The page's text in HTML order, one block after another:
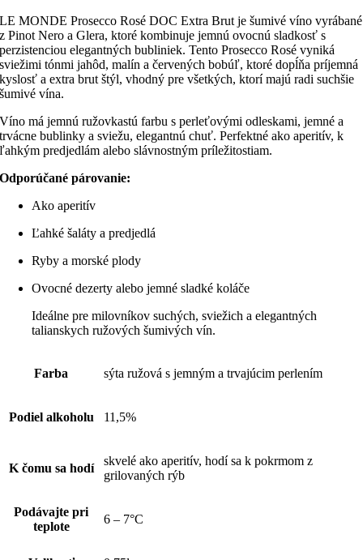
LE MONDE Prosecco Rosé DOC Extra Brut je šumivé víno vyrábané
z Pinot Nero a Glera, ktoré kombinuje jemnú ovocnú sladkosť s
perzistenciou elegantných bubliniek. Tento Prosecco Rosé vyniká
sviežimi tónmi jahôd, malín a červených bobúľ, ktoré dopĺňa príjemná
kyslosť a extra brut štýl, vhodný pre všetkých, ktorí majú radi suchšie
šumivé vína.
Víno má jemnú ružovkastú farbu s perleťovými odleskami, jemné a
trvácne bublinky a sviežu, elegantnú chuť. Perfektné ako aperitív, k
ľahkým predjedlám alebo slávnostným príležitostiam.
Odporúčané párovanie:
Ako aperitív
Ľahké šaláty a predjedlá
Ryby a morské plody
Ovocné dezerty alebo jemné sladké koláče
Ideálne pre milovníkov suchých, sviežich a elegantných
talianskych ružových šumivých vín.
Farba sýta ružová s jemným a trvajúcim perlením
Podiel alkoholu 11,5%
K čomu sa hodí
skvelé ako aperitív, hodí sa k pokrmom z
grilovaných rýb
Podávajte pri
teplote
6 – 7°C